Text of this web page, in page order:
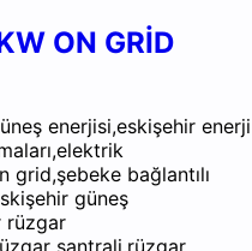
ON GRİD
enerjisi,eskişehir enerji
grid,şebeke bağlantılı
güneş
rüzgar
santrali,rüzgar